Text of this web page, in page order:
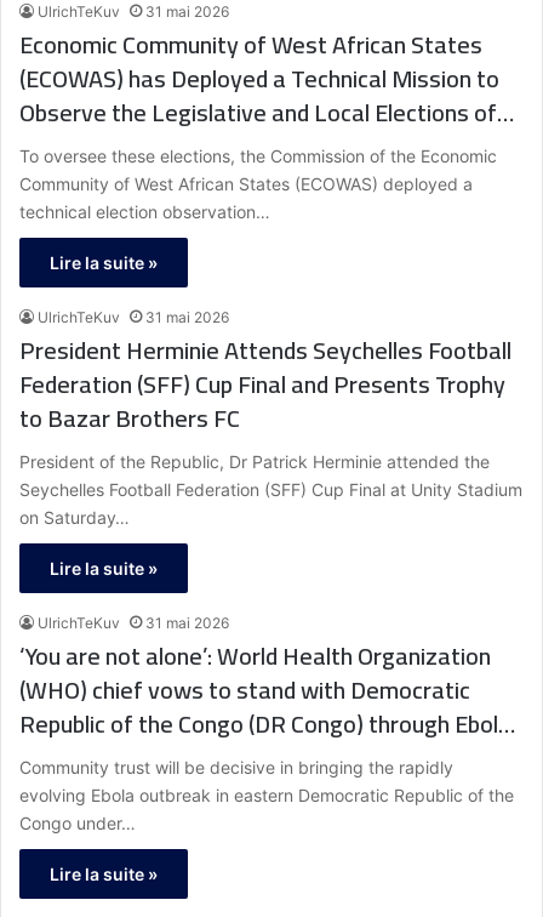
UlrichTeKuv 31 mai 2026
Economic Community of West African States
(ECOWAS) has Deployed a Technical Mission to
Observe the Legislative and Local Elections of
May 31, 2026 in Guinea
To oversee these elections, the Commission of the Economic
Community of West African States (ECOWAS) deployed a
technical election observation…
Lire la suite »
UlrichTeKuv 31 mai 2026
President Herminie Attends Seychelles Football
Federation (SFF) Cup Final and Presents Trophy
to Bazar Brothers FC
President of the Republic, Dr Patrick Herminie attended the
Seychelles Football Federation (SFF) Cup Final at Unity Stadium
on Saturday…
Lire la suite »
UlrichTeKuv 31 mai 2026
‘You are not alone’: World Health Organization
(WHO) chief vows to stand with Democratic
Republic of the Congo (DR Congo) through Ebola
outbreak
Community trust will be decisive in bringing the rapidly
evolving Ebola outbreak in eastern Democratic Republic of the
Congo under…
Lire la suite »